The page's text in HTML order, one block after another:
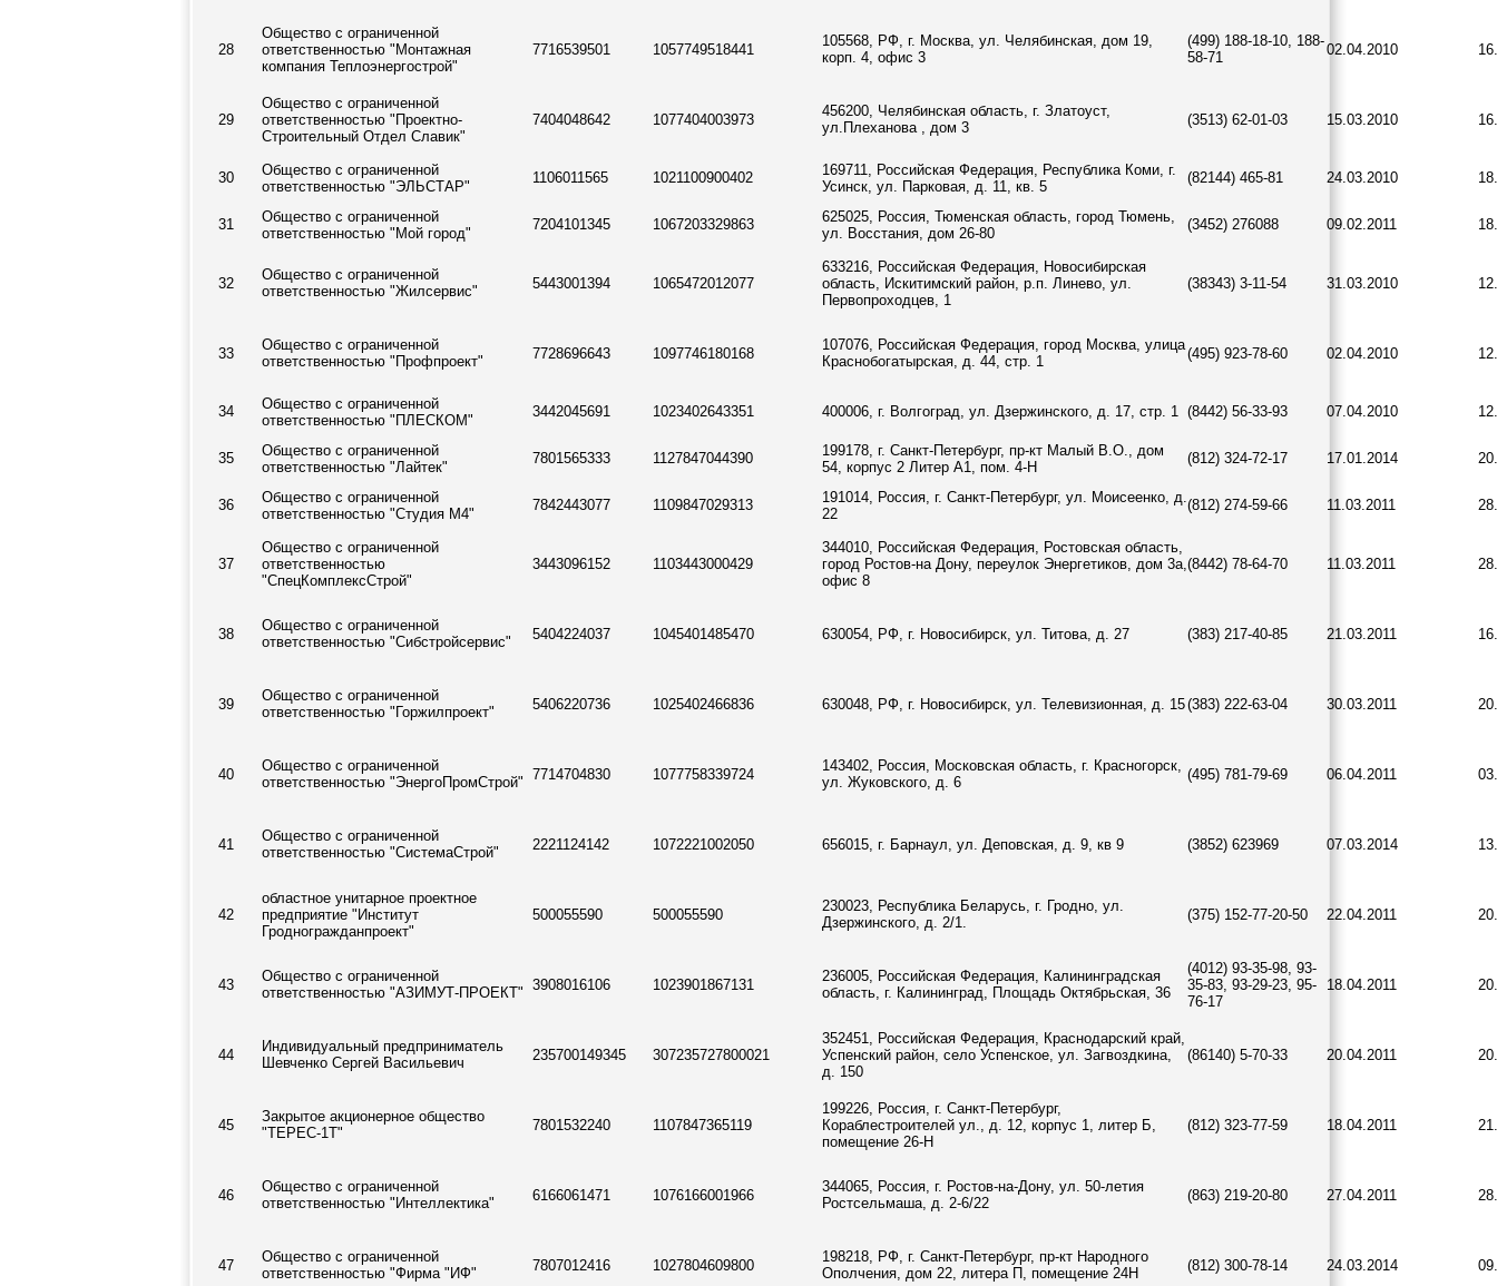
28
Общество с ограниченной
ответственностью "Монтажная
компания Теплоэнергострой"
7716539501 1057749518441
105568, РФ, г. Москва, ул. Челябинская, дом 19,
корп. 4, офис 3
(499) 188-18-10, 188-
58-71
02.04.2010
29
Общество с ограниченной
ответственностью "Проектно-
Строительный Отдел Славик"
7404048642 1077404003973
456200, Челябинская область, г. Златоуст,
ул.Плеханова , дом 3
(3513) 62-01-03 15.03.2010
30
Общество с ограниченной
ответственностью "ЭЛЬСТАР"
1106011565 1021100900402
169711, Российская Федерация, Республика Коми, г.
Усинск, ул. Парковая, д. 11, кв. 5
(82144) 465-81 24.03.2010
31
Общество с ограниченной
ответственностью "Мой город"
7204101345 1067203329863
625025, Россия, Тюменская область, город Тюмень,
ул. Восстания, дом 26-80
(3452) 276088 09.02.2011
32
Общество с ограниченной
ответственностью "Жилсервис"
5443001394 1065472012077
633216, Российская Федерация, Новосибирская
область, Искитимский район, р.п. Линево, ул.
Первопроходцев, 1
(38343) 3-11-54 31.03.2010
33
Общество с ограниченной
ответственностью "Профпроект"
7728696643 1097746180168
107076, Российская Федерация, город Москва, улица
Краснобогатырская, д. 44, стр. 1
(495) 923-78-60 02.04.2010
34
Общество с ограниченной
ответственностью "ПЛЕСКОМ"
3442045691 1023402643351 400006, г. Волгоград, ул. Дзержинского, д. 17, стр. 1 (8442) 56-33-93 07.04.2010
35
Общество с ограниченной
ответственностью "Лайтек"
7801565333 1127847044390
199178, г. Санкт-Петербург, пр-кт Малый В.О., дом
54, корпус 2 Литер А1, пом. 4-Н
(812) 324-72-17 17.01.2014
36
Общество с ограниченной
ответственностью "Студия М4"
7842443077 1109847029313
191014, Россия, г. Санкт-Петербург, ул. Моисеенко, д.
22
(812) 274-59-66 11.03.2011
37
Общество с ограниченной
ответственностью
"СпецКомплексСтрой"
3443096152 1103443000429
344010, Российская Федерация, Ростовская область,
город Ростов-на Дону, переулок Энергетиков, дом 3а,
офис 8
(8442) 78-64-70 11.03.2011
38
Общество с ограниченной
ответственностью "Сибстройсервис"
5404224037 1045401485470 630054, РФ, г. Новосибирcк, ул. Титова, д. 27 (383) 217-40-85 21.03.2011
39
Общество с ограниченной
ответственностью "Горжилпроект"
5406220736 1025402466836 630048, РФ, г. Новосибирск, ул. Телевизионная, д. 15(383) 222-63-04 30.03.2011
40
Общество с ограниченной
ответственностью "ЭнергоПромСтрой" 7714704830 1077758339724
143402, Россия, Московская область, г. Красногорск,
ул. Жуковского, д. 6
(495) 781-79-69 06.04.2011
41
Общество с ограниченной
ответственностью "СистемаСтрой"
2221124142 1072221002050 656015, г. Барнаул, ул. Деповская, д. 9, кв 9 (3852) 623969 07.03.2014
42
областное унитарное проектное
предприятие "Институт
Гродногражданпроект"
500055590 500055590
230023, Республика Беларусь, г. Гродно, ул.
Дзержинского, д. 2/1.
(375) 152-77-20-50 22.04.2011
43
Общество с ограниченной
ответственностью "АЗИМУТ-ПРОЕКТ" 3908016106 1023901867131
236005, Российская Федерация, Калининградская
область, г. Калининград, Площадь Октябрьская, 36
(4012) 93-35-98, 93-
35-83, 93-29-23, 95-
76-17
18.04.2011
44
Индивидуальный предприниматель
Шевченко Сергей Васильевич
235700149345 307235727800021
352451, Российская Федерация, Краснодарский край,
Успенский район, село Успенское, ул. Загвоздкина,
д. 150
(86140) 5-70-33 20.04.2011
45
Закрытое акционерное общество
"ТЕРЕС-1Т"
7801532240 1107847365119
199226, Россия, г. Санкт-Петербург,
Кораблестроителей ул., д. 12, корпус 1, литер Б,
помещение 26-Н
(812) 323-77-59 18.04.2011
46
Общество с ограниченной
ответственностью "Интеллектика"
6166061471 1076166001966
344065, Россия, г. Ростов-на-Дону, ул. 50-летия
Ростсельмаша, д. 2-6/22
(863) 219-20-80 27.04.2011
47
Общество с ограниченной
ответственностью "Фирма "ИФ"
7807012416 1027804609800
198218, РФ, г. Санкт-Петербург, пр-кт Народного
Ополчения, дом 22, литера П, помещение 24Н
(812) 300-78-14 24.03.2014